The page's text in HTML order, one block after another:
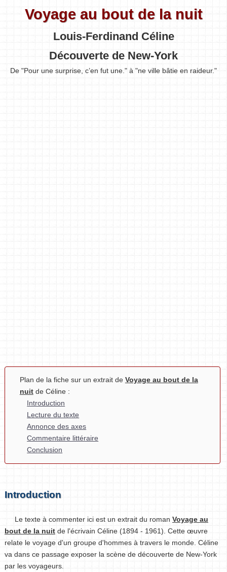
Voyage au bout de la nuit
Louis-Ferdinand Céline
Découverte de New-York
De "Pour une surprise, c’en fut une." à "ne ville bâtie en raideur."
Plan de la fiche sur un extrait de Voyage au bout de la
nuitde Céline :
Introduction
Lecture du texte
Annonce des axes
Commentaire littéraire
Conclusion
Introduction
Le texte à commenter ici est un extrait du roman Voyage au
bout de la nuit de l'écrivain Céline (1894 - 1961). Cette œuvre
relate le voyage d'un groupe d'hommes à travers le monde. Céline
va dans ce passage exposer la scène de découverte de New-York
par les voyageurs.